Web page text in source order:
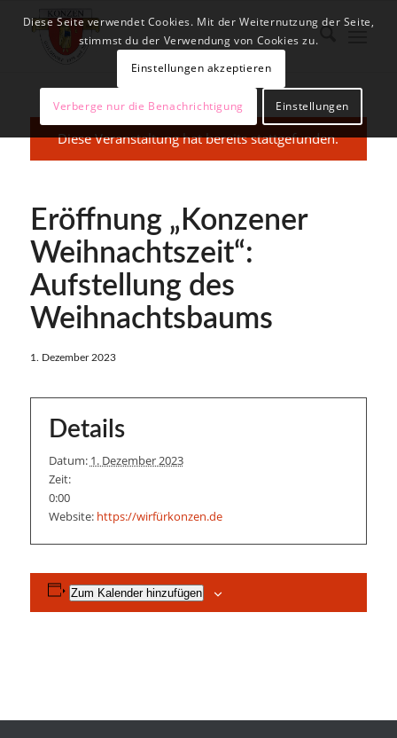
Diese Veranstaltung hat bereits stattgefunden.
Eröffnung „Konzener
Weihnachtszeit“:
Aufstellung des
Weihnachtsbaums
1. Dezember 2023
Details
Datum: 1. Dezember 2023
Zeit:
0:00
Website: https://wirfürkonzen.de
Zum Kalender hinzufügen
Diese Seite verwendet Cookies. Mit der Weiternutzung der Seite,
stimmst du der Verwendung von Cookies zu.
Einstellungen akzeptieren
Verberge nur die Benachrichtigung Einstellungen